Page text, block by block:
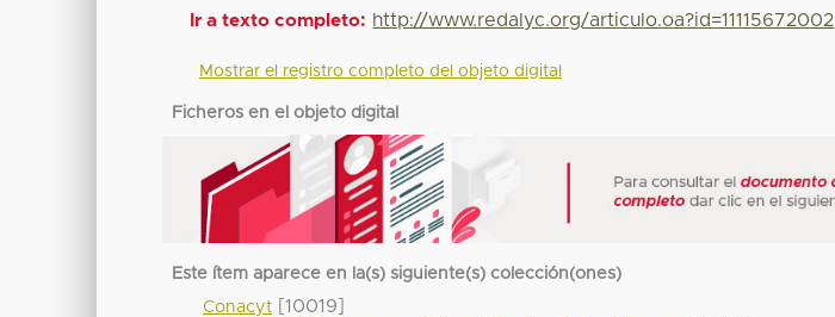
Ir a texto completo: http://www.redalyc.org/articulo.oa?id=11115672002
Mostrar el registro completo del objeto digital
Ficheros en el objeto digital
Este ítem aparece en la(s) siguiente(s) colección(ones)
Conacyt [10019]